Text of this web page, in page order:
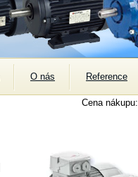
O nás Reference
Cena nákupu: